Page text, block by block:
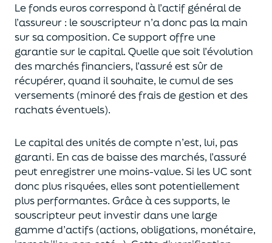
Le fonds euros correspond à l’actif général de
l’assureur : le souscripteur n’a donc pas la main
sur sa composition. Ce support offre une
garantie sur le capital. Quelle que soit l’évolution
des marchés financiers, l’assuré est sûr de
récupérer, quand il souhaite, le cumul de ses
versements (minoré des frais de gestion et des
rachats éventuels).
Le capital des unités de compte n’est, lui, pas
garanti. En casde baisse des marchés, l’assuré
peut enregistrer une moins-value. Si les UC sont
donc plus risquées, elles sont potentiellement
plus performantes. Grâce à ces supports, le
souscripteur peut investir dans une large
gamme d’actifs (actions, obligations, monétaire,